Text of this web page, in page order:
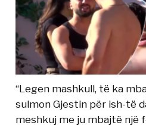
“Legen mashkull, të ka
sulmon Gjestin për ish-të
meshkuj me ju mbajtë një